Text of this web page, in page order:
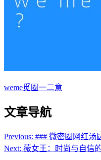
weme觅圈一二意
文章导航
Previous: ### 微密圈网红汤
Next: 薇女王：时尚与自信